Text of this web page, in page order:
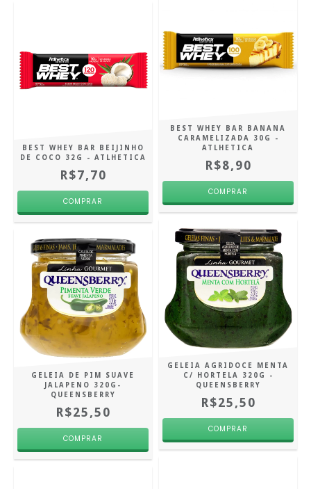
BEST WHEY BAR BEIJINHO
DE COCO 32G - ATLHETICA
R$7,70
BEST WHEY BAR BANANA
CARAMELIZADA 30G -
ATLHETICA
R$8,90
GELEIA DE PIM SUAVE
JALAPENO 320G-
QUEENSBERRY
R$25,50
GELEIA AGRIDOCE MENTA
C/ HORTELA 320G -
QUEENSBERRY
R$25,50